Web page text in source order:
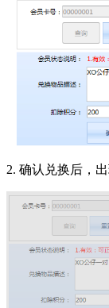
2. 确认兑换后，